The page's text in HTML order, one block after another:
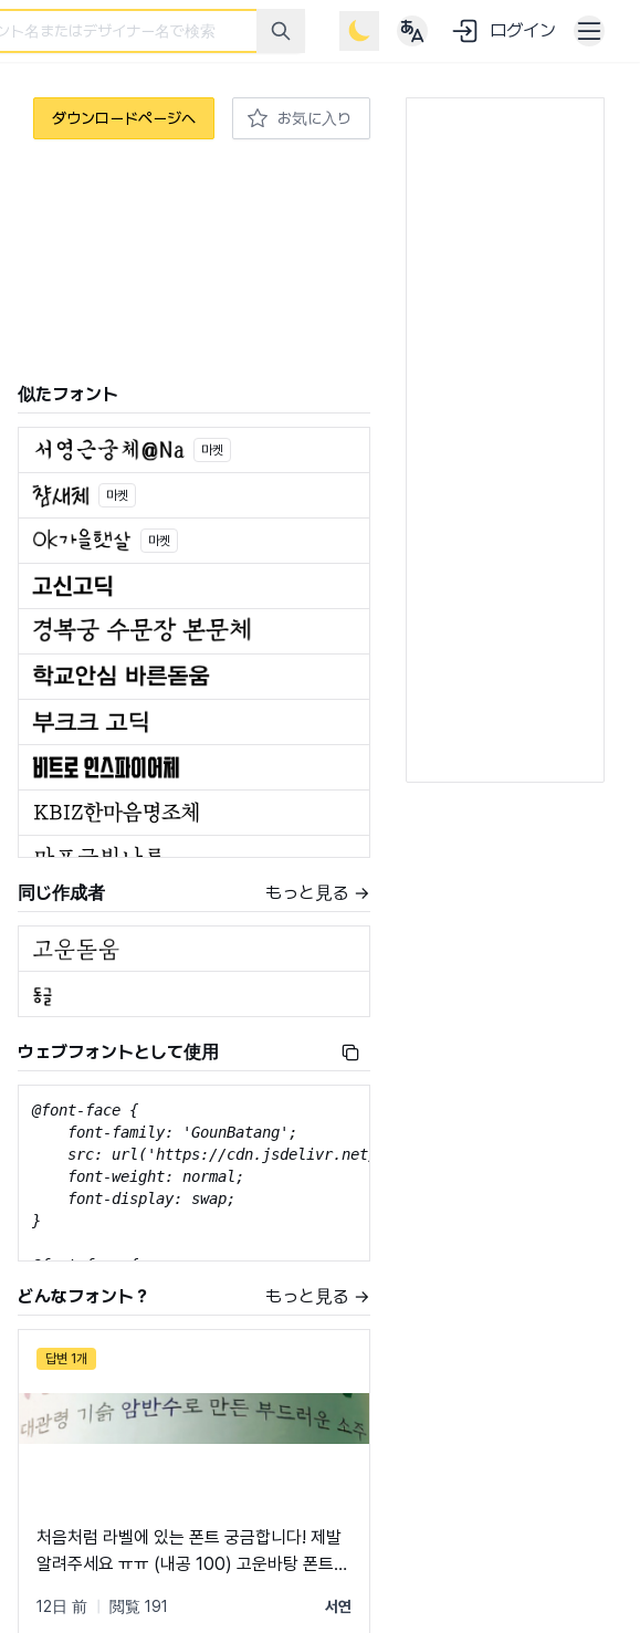
ログイン
ダウンロードページへ お気に入り
似たフォント
마켓
마켓
마켓
同じ作成者 もっと見る →
ウェブフォントとして使用
@font-face {
    font-family: 'GounBatang';
src: url('https://cdn.jsdelivr.net/gh/projectnoonnu/
    font-weight: normal;
    font-display: swap;
}
@font-face {
    font-family: 'GounBatang';
src: url('https://cdn.jsdelivr.net/gh/projectnoonnu/
    font-weight: 700;
    font-display: swap;
}
どんなフォント？ もっと見る →
답변 1개
처음처럼 라벨에 있는 폰트 궁금합니다! 제발
알려주세요 ㅠㅠ (내공 100) 고운바탕 폰트는
12日 前 閲覧 191 서연